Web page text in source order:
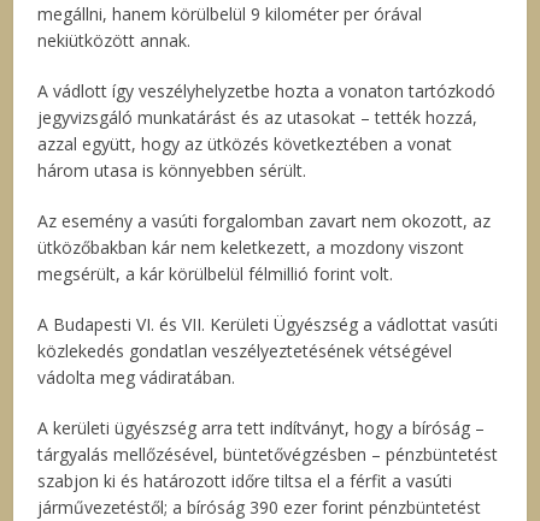
megállni, hanem körülbelül 9 kilométer per órával
nekiütközött annak.
A vádlott így veszélyhelyzetbe hozta a vonaton tartózkodó
jegyvizsgáló munkatárást és az utasokat – tették hozzá,
azzal együtt, hogy az ütközés következtében a vonat
három utasa is könnyebben sérült.
Az esemény a vasúti forgalomban zavart nem okozott, az
ütközőbakban kár nem keletkezett, a mozdony viszont
megsérült, a kár körülbelül félmillió forint volt.
A Budapesti VI. és VII. Kerületi Ügyészség a vádlottat vasúti
közlekedés gondatlan veszélyeztetésének vétségével
vádolta meg vádiratában.
A kerületi ügyészség arra tett indítványt, hogy a bíróság –
tárgyalás mellőzésével, büntetővégzésben – pénzbüntetést
szabjon ki és határozott időre tiltsa el a férfit a vasúti
járművezetéstől; a bíróság 390 ezer forint pénzbüntetést